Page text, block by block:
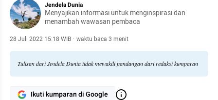
Jendela Dunia
Menyajikan informasi untuk menginspirasi dan
menambah wawasan pembaca
28 Juli 2022 15:18 WIB · waktu baca 3 menit
Tulisan dari Jendela Dunia tidak mewakili pandangan dari redaksi kumparan
Ikuti kumparan di Google